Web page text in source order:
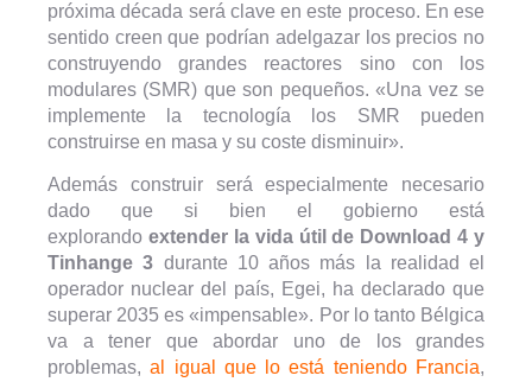
próxima década será clave en este proceso. En ese
sentido creen que podrían adelgazar los precios no
construyendo grandes reactores sino con los
modulares (SMR) que son pequeños. «Una vez se
implemente la tecnología los SMR pueden
construirse en masa y su coste disminuir».
Además construir será especialmente necesario
dado que si bien el gobierno está
explorando extender la vida útil de Download 4 y
Tinhange 3 durante 10 años más la realidad el
operador nuclear del país, Egei, ha declarado que
superar 2035 es «impensable». Por lo tanto Bélgica
va a tener que abordar uno de los grandes
problemas,al igual que lo está teniendo Francia,